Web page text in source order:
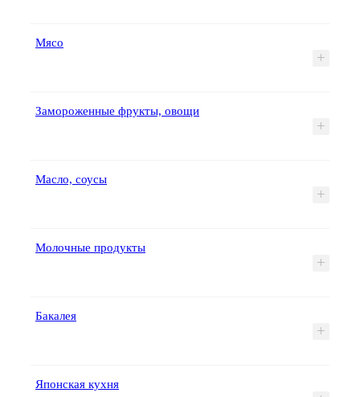
Мясо
+
Замороженные фрукты, овощи
+
Масло, соусы
+
Молочные продукты
+
Бакалея
+
Японская кухня